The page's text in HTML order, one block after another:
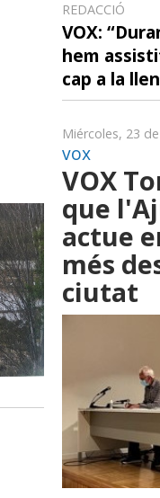
REDACCIÓ
VOX:
hem
cap a la
Miércoles, 23
vox
VOX
que
actue
més
ciutat